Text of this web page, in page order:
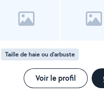
Taille de haie ou d'arbuste
Voir le profil